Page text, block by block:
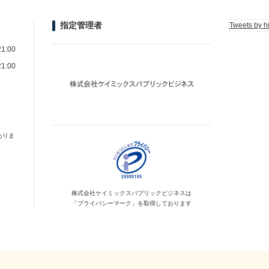
りま
指定管理者
株式会社ケイミックス パブリックビジネスは
「プライバシーマーク」を取得しております
Tweets by